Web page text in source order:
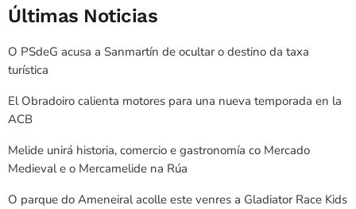
Últimas Noticias
O PSdeG acusa a Sanmartín de ocultar o destino da taxa
turística
El Obradoiro calienta motores para una nueva temporada en la
ACB
Melide unirá historia, comercio e gastronomía co Mercado
Medieval e o Mercamelide na Rúa
O parque do Ameneiral acolle este venres a Gladiator Race Kids